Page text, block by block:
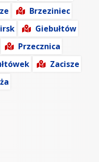
Brzeziniec
Giebułtów
Przecznica
Zacisze